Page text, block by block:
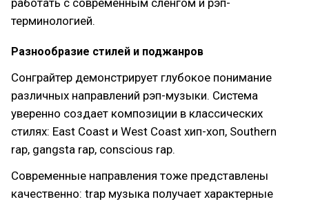
работать с современным сленгом и рэп-
терминологией.
Разнообразие стилей и поджанров
Сонграйтер демонстрирует глубокое понимание
различных направлений рэп-музыки. Система
уверенно создает композиции в классических
стилях: East Coast и West Coast хип-хоп, Southern
rap, gangsta rap, conscious rap.
Современные направления тоже представлены
качественно: trap музыка получает характерные